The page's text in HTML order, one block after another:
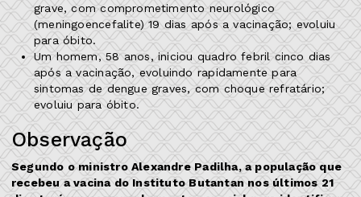
grave, com comprometimento neurológico
(meningoencefalite) 19 dias após a vacinação; evoluiu
para óbito.
Um homem, 58 anos, iniciou quadro febril cinco dias
após a vacinação, evoluindo rapidamente para
sintomas de dengue graves, com choque refratário;
evoluiu para óbito.
Observação
Segundo o ministro Alexandre Padilha, a população que
recebeu a vacina do Instituto Butantan nos últimos 21